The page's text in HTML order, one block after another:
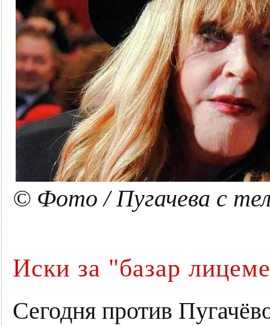
© Фото / Пугачева с
Иски за "базар
Сегодня против